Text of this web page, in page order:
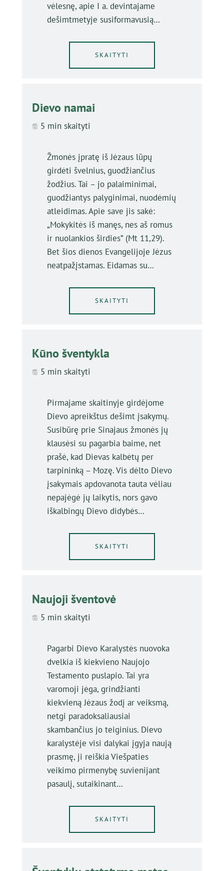
vėlesnę, apie I a. devintajame
dešimtmetyje susiformavusią…
SKAITYTI
Dievo namai
5 min skaityti
Žmonės įpratę iš Jėzaus lūpų
girdėti švelnius, guodžiančius
žodžius. Tai – jo palaiminimai,
guodžiantys palyginimai, nuodėmių
atleidimas. Apie save jis sakė:
„Mokykitės iš manęs, nes aš romus
ir nuolankios širdies” (Mt 11,29).
Bet šios dienos Evangelijoje Jėzus
neatpažįstamas. Eidamas su…
SKAITYTI
Kūno šventykla
5 min skaityti
Pirmajame skaitinyje girdėjome
Dievo apreikštus dešimt įsakymų.
Susibūrę prie Sinajaus žmonės jų
klausėsi su pagarbia baime, net
prašė, kad Dievas kalbėtų per
tarpininką – Mozę. Vis dėlto Dievo
įsakymais apdovanota tauta vėliau
nepajėgė jų laikytis, nors gavo
iškalbingų Dievo didybės…
SKAITYTI
Naujoji šventovė
5 min skaityti
Pagarbi Dievo Karalystės nuovoka
dvelkia iš kiekvieno Naujojo
Testamento puslapio. Tai yra
varomoji jėga, grindžianti
kiekvieną Jėzaus žodį ar veiksmą,
netgi paradoksaliausiai
skambančius jo teiginius. Dievo
karalystėje visi dalykai įgyja naują
prasmę, ji reiškia Viešpaties
veikimo pirmenybę suvienijant
pasaulį, sutaikinant…
SKAITYTI